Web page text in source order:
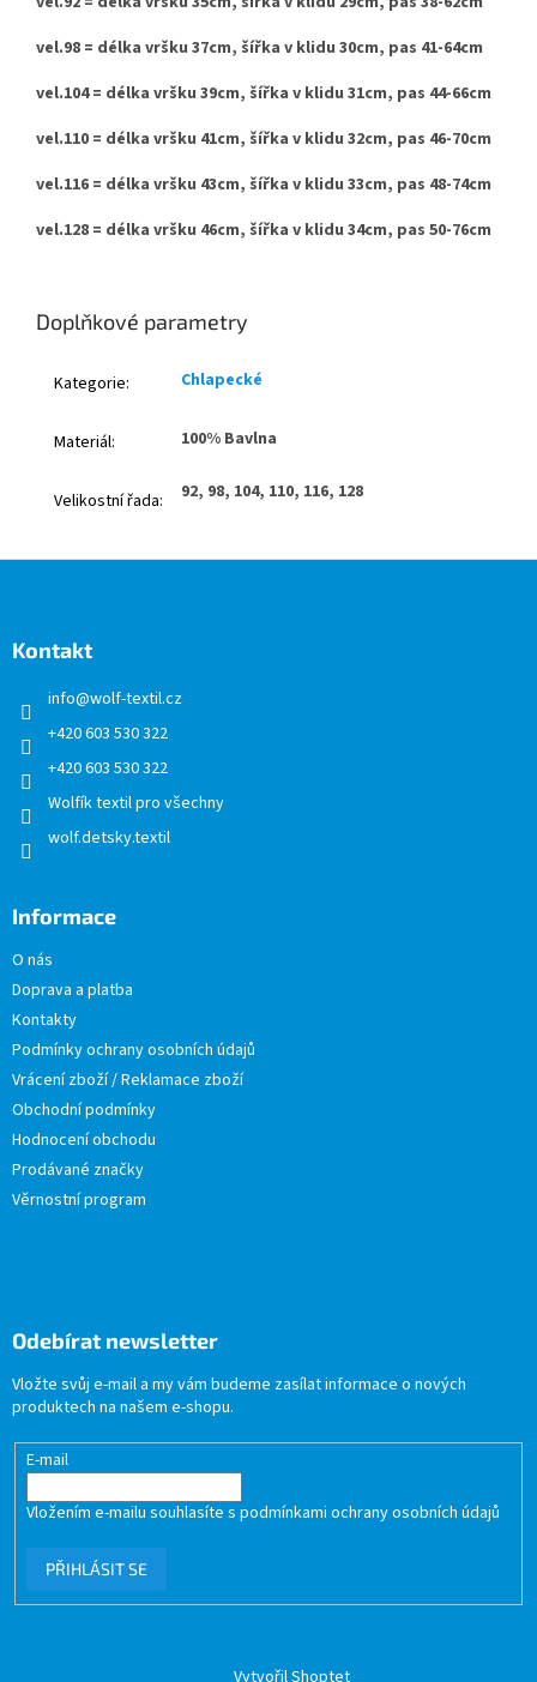
vel.98 = délka vršku 37cm, šířka v klidu 30cm, pas 41-64cm
vel.104 = délka vršku 39cm, šířka v klidu 31cm, pas 44-66cm
vel.110 = délka vršku 41cm, šířka v klidu 32cm, pas 46-70cm
vel.116 = délka vršku 43cm, šířka v klidu 33cm, pas 48-74cm
vel.128 = délka vršku 46cm, šířka v klidu 34cm, pas 50-76cm
Doplňkové parametry
Kategorie: Chlapecké
Materiál: 100% Bavlna
Velikostní řada: 92, 98, 104, 110, 116, 128
Kontakt
info@wolf-textil.cz
+420 603 530 322
+420 603 530 322
Wolfík textil pro všechny
wolf.detsky.textil
Informace
O nás
Doprava a platba
Kontakty
Podmínky ochrany osobních údajů
Vrácení zboží / Reklamace zboží
Obchodní podmínky
Hodnocení obchodu
Prodávané značky
Věrnostní program
Odebírat newsletter
Vložte svůj e-mail a my vám budeme zasílat informace o nových
produktech na našem e-shopu.
E-mail
Vložením e-mailu souhlasíte s podmínkami ochrany osobních údajů
PŘIHLÁSIT SE